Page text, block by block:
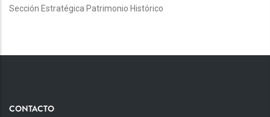
Sección Estratégica Patrimonio Histórico
CONTACTO